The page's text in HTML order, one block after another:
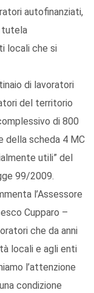
autofinanziati,
tutela
locali che si
di lavoratori
del territorio
di 800
della scheda 4 MC
utili” del
99/2009.
l’Assessore
Cupparo –
che da anni
locali e agli enti
l’attenzione
condizione